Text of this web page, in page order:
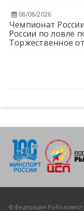
08/08/2026
Чемпионат
России по ловле
Торжественное
© Федерация